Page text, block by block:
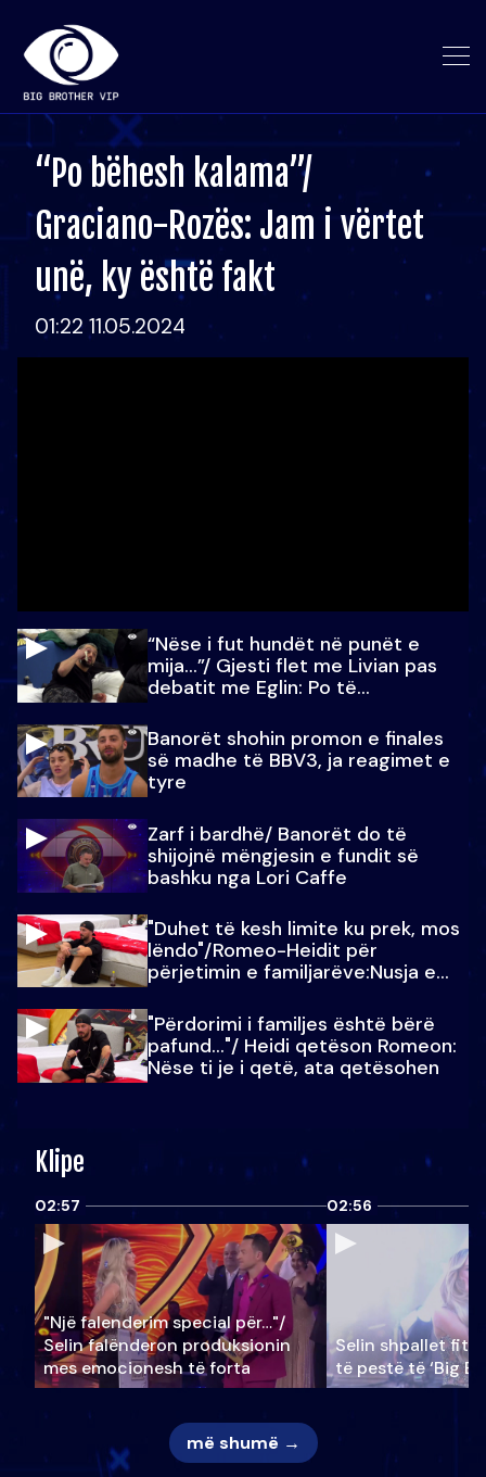
“Po bëhesh kalama”/
Graciano-Rozës: Jam i vërtet
unë, ky është fakt
01:22 11.05.2024
“Nëse i fut hundët në punët e
mija…”/ Gjesti flet me Livian pas
debatit me Eglin: Po të
Banorët shohin promon e finales
së madhe të BBV3, ja reagimet e
tyre
Zarf i bardhë/ Banorët do të
shijojnë mëngjesin e fundit së
bashku nga Lori Caffe
"Duhet të kesh limite ku prek, mos
lëndo"/Romeo-Heidit për
përjetimin e familjarëve:Nusja e
"Përdorimi i familjes është bërë
pafund…"/ Heidi qetëson Romeon:
Nëse ti je i qetë, ata qetësohen
Klipe
02:57
"Një falenderim special për…"/
Selin falënderon produksionin
mes emocionesh të forta
02:56
Selin shpallet
të pestë të ‘Big
më shumë →